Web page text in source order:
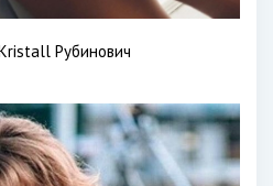
Рубинович